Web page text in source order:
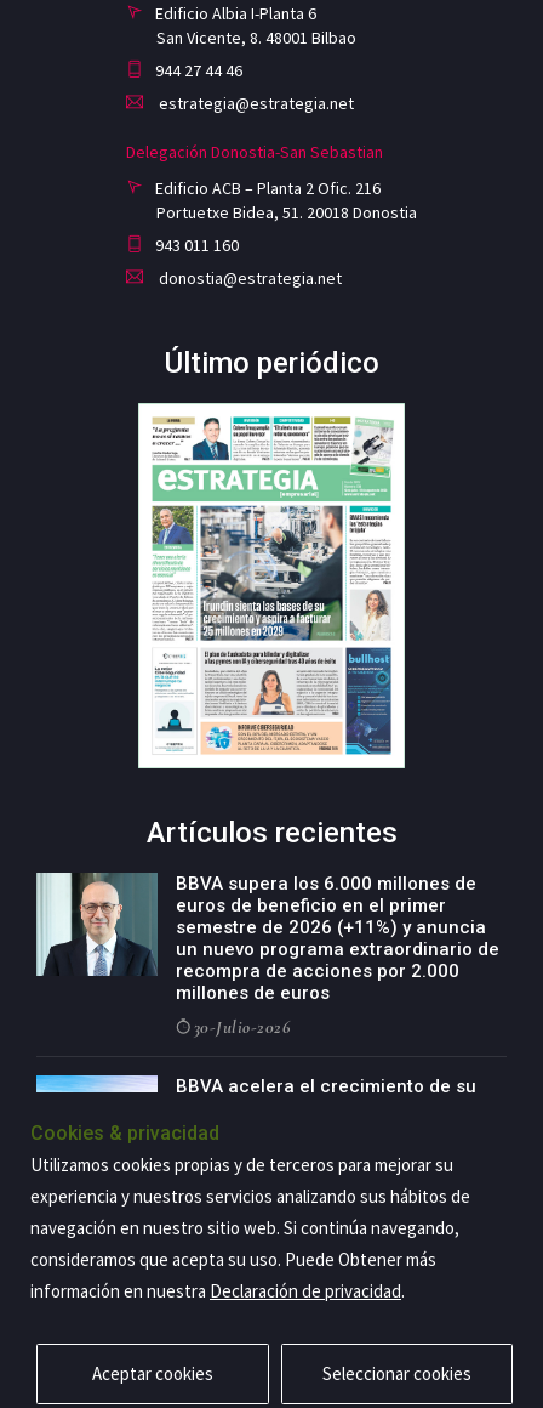
Edificio Albia I-Planta 6
San Vicente, 8. 48001 Bilbao
944 27 44 46
estrategia@estrategia.net
Delegación Donostia-San Sebastian
Edificio ACB – Planta 2 Ofic. 216
Portuetxe Bidea, 51. 20018 Donostia
943 011 160
donostia@estrategia.net
Último periódico
Artículos recientes
BBVA supera los 6.000 millones de
euros de beneficio en el primer
semestre de 2026 (+11%) y anuncia
un nuevo programa extraordinario de
recompra de acciones por 2.000
millones de euros
30-Julio-2026
BBVA acelera el crecimiento de su
de especialización presente en siete
29-Julio-2026
Copyright@2026 Estrategia Empresarial
Privacidad Aviso legal Política de cookies Contacto RSS
Cookies & privacidad
Utilizamos cookies propias y de terceros para mejorar su
experiencia y nuestros servicios analizando sus hábitos de
navegación en nuestro sitio web. Si continúa navegando,
consideramos que acepta su uso. Puede Obtener más
información en nuestra Declaración de privacidad.
Aceptar cookies Seleccionar cookies